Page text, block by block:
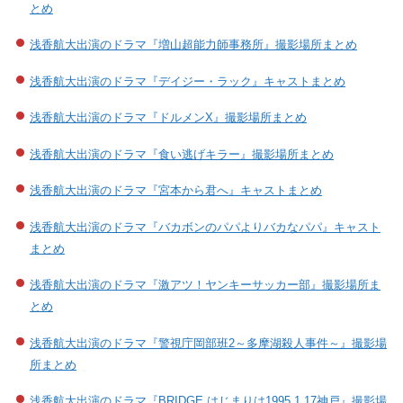
とめ
浅香航大出演のドラマ『増山超能力師事務所』撮影場所まとめ
浅香航大出演のドラマ『デイジー・ラック』キャストまとめ
浅香航大出演のドラマ『ドルメンX』撮影場所まとめ
浅香航大出演のドラマ『食い逃げキラー』撮影場所まとめ
浅香航大出演のドラマ『宮本から君へ』キャストまとめ
浅香航大出演のドラマ『バカボンのパパよりバカなパパ』キャスト
まとめ
浅香航大出演のドラマ『激アツ！ヤンキーサッカー部』撮影場所ま
とめ
浅香航大出演のドラマ『警視庁岡部班2～多摩湖殺人事件～』撮影場
所まとめ